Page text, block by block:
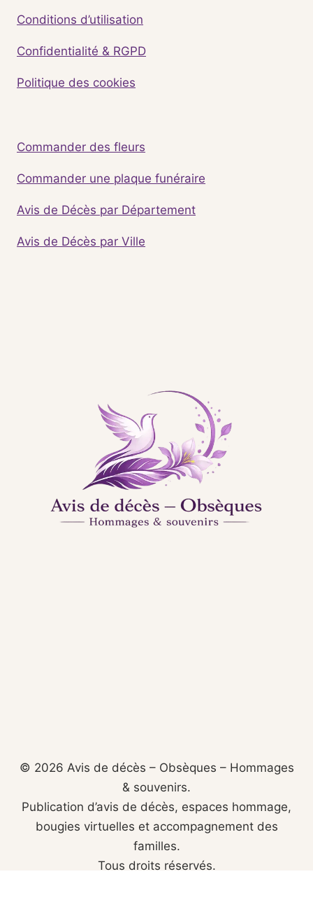
Conditions d’utilisation
Confidentialité & RGPD
Politique des cookies
Commander des fleurs
Commander une plaque funéraire
Avis de Décès par Département
Avis de Décès par Ville
© 2026 Avis de décès – Obsèques – Hommages
& souvenirs.
Publication d’avis de décès, espaces hommage,
bougies virtuelles et accompagnement des
familles.
Tous droits réservés.